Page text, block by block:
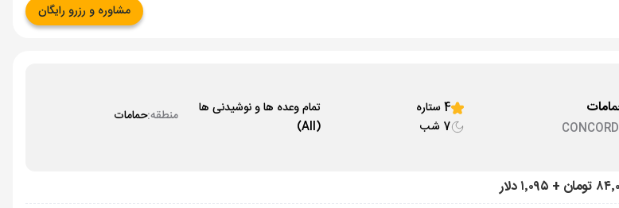
مشاوره و رزرو رایگان
4 ستاره
7 شب
تمام وعده ها و نوشیدنی ها
(All)
منطقه:حمامات
دلار